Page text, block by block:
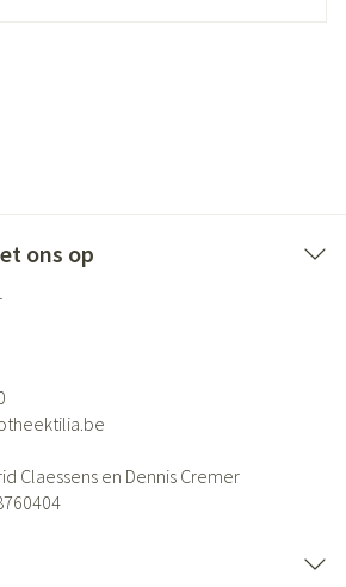
ons op
Claessens en Dennis Cremer